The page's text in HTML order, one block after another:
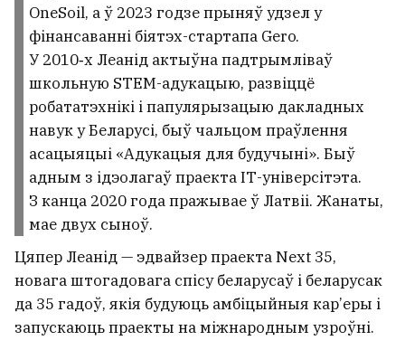
OneSoil, а ў 2023 годзе прыняў удзел у
фінансаванні біятэх-стартапа Gero.
У 2010‑х Леанід актыўна падтрымліваў
школьную STEM-адукацыю, развіццё
робататэхнікі і папулярызацыю дакладных
навук у Беларусі, быў чальцом праўлення
асацыяцыі «Адукацыя для будучыні». Быў
адным з ідэолагаў праекта ІТ-універсітэта.
З канца 2020 года пражывае ў Латвіі. Жанаты,
мае двух сыноў.
Цяпер Леанід — эдвайзер праекта Next 35,
новага штогадовага спісу беларусаў і беларусак
да 35 гадоў, якія будуюць амбіцыйныя кар’еры і
запускаюць праекты на міжнародным узроўні.